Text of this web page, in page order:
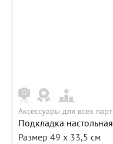
Аксессуары для всех парт
Подкладка
Размер 49 x 33,5 см